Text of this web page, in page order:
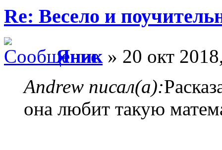
Re: Весело и
Яник» 20 окт
Andrew писал(а):
она любит такую